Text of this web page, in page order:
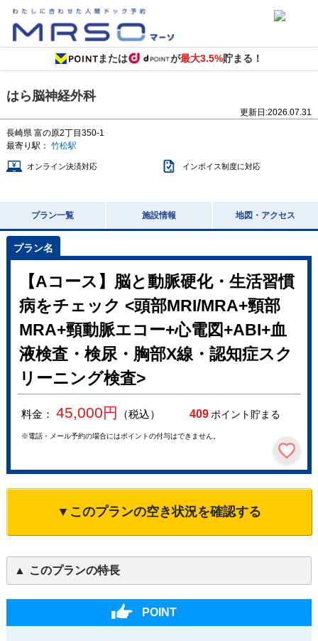
または が最大3.5%貯まる！
はら脳神経外科
更新日:2026.07.31
長崎県 富の原2丁目350-1
最寄り駅： 竹松駅
オンライン決済対応 インボイス制度に対応
プラン一覧 施設情報 地図・アクセス
【Aコース】脳と動脈硬化・生活習慣
病をチェック <頭部MRI/MRA+頸部
MRA+頸動脈エコー+心電図+ABI+血
液検査・検尿・胸部X線・認知症スク
リーニング検査>
料金： 45,000円 （税込） 409ポイント貯まる
※電話・メール予約の場合にはポイントの付与はできません。
▼このプランの空き状況を確認する
このプランの特長
POINT